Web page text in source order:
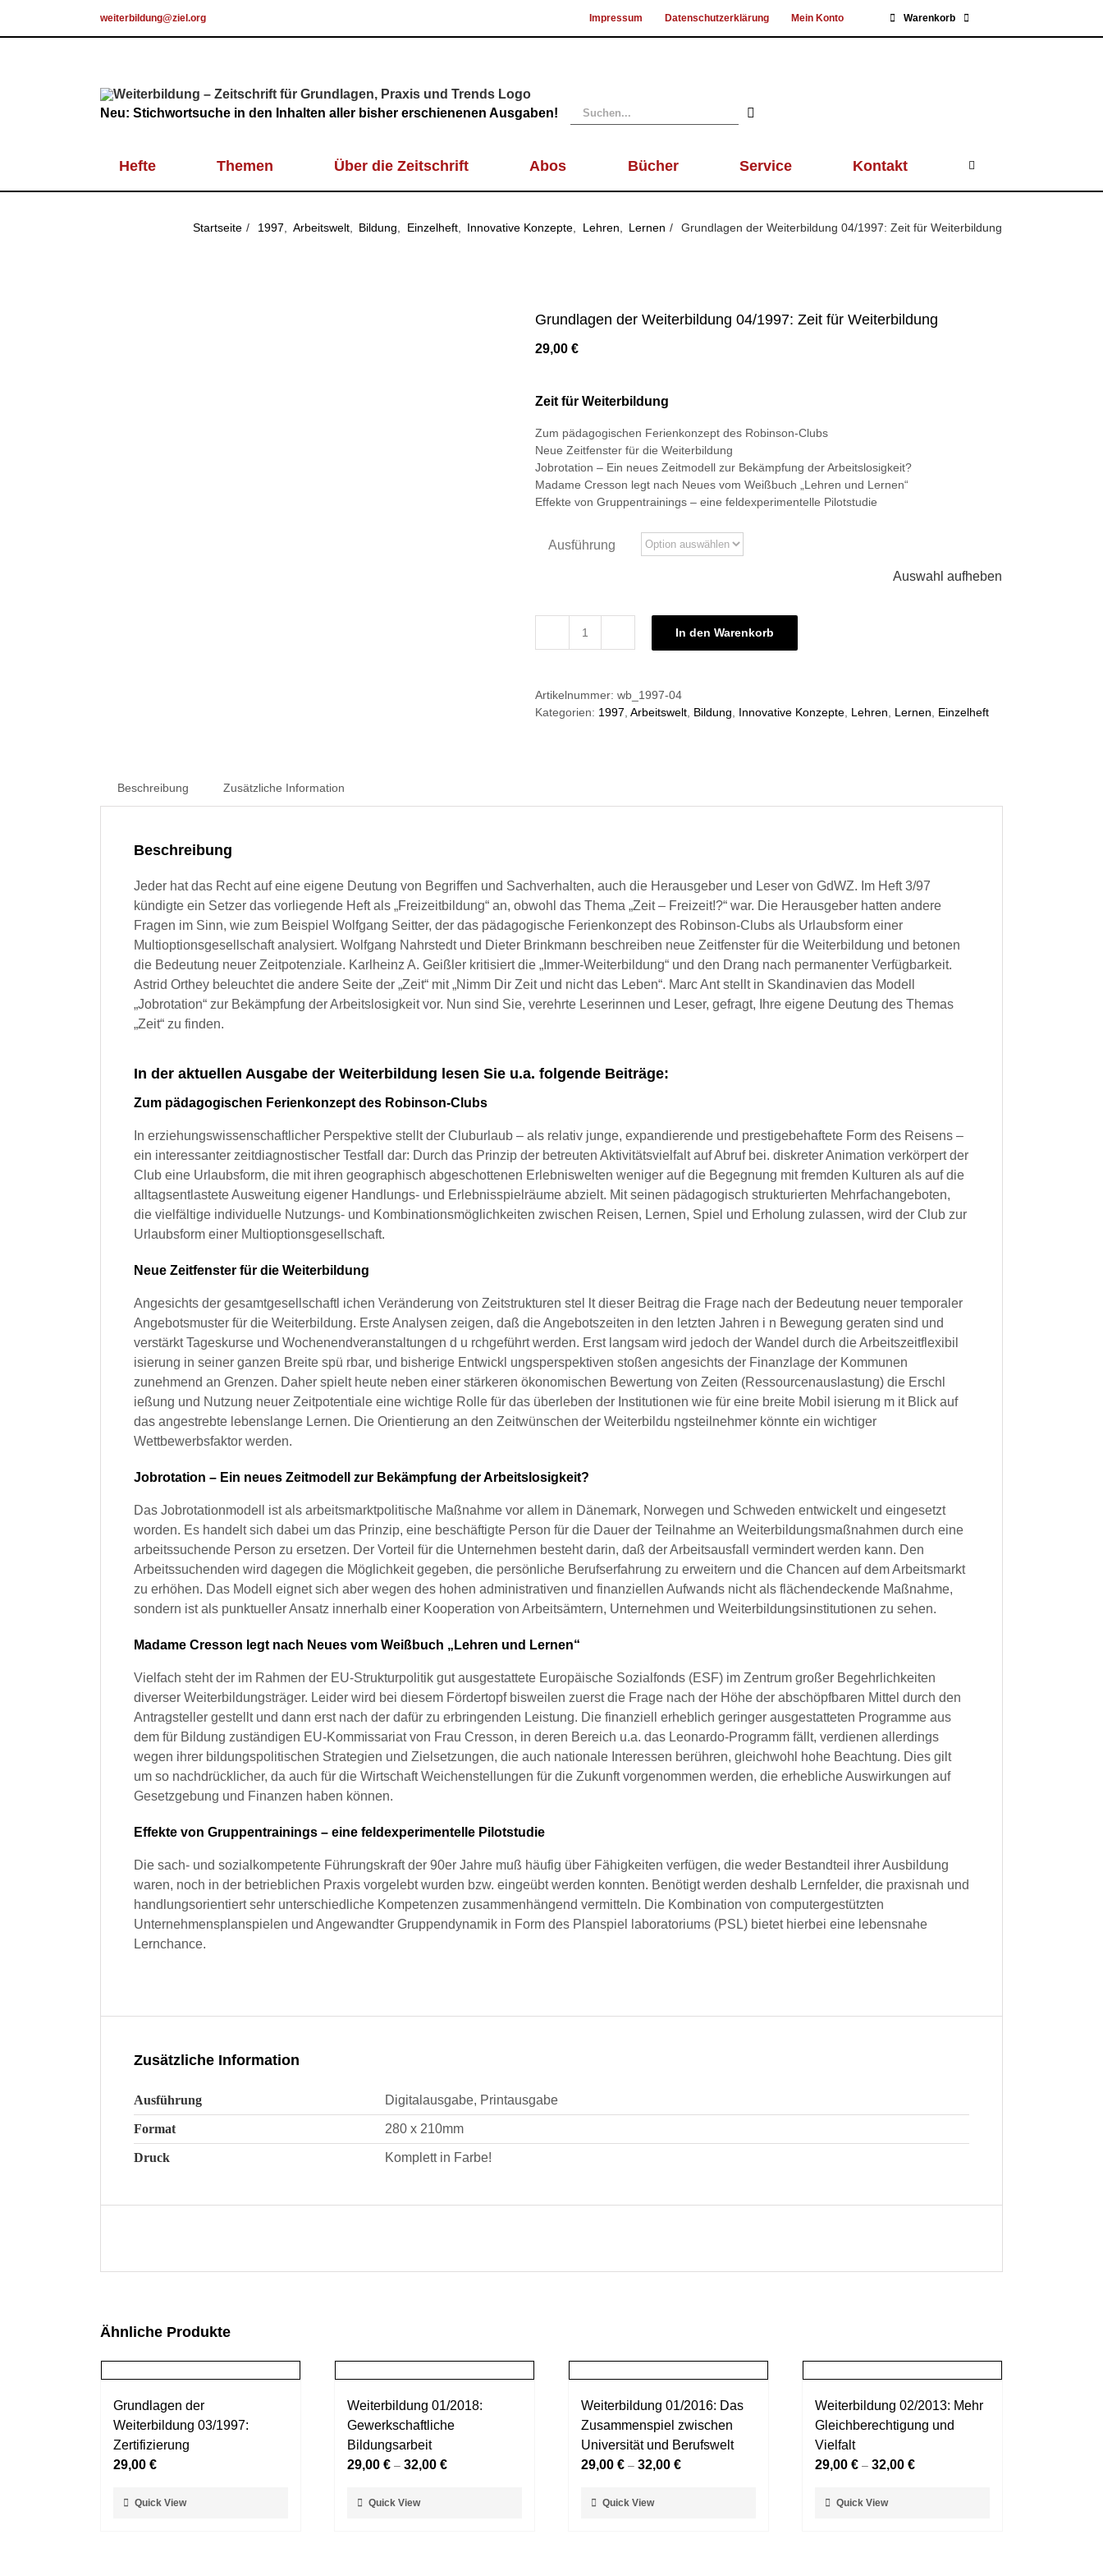
weiterbildung@ziel.org Impressum Datenschutzerklärung Mein Konto Warenkorb
Neu: Stichwortsuche in den Inhalten aller bisher erschienenen Ausgaben!
Suche
nach:
Hefte Themen Über die Zeitschrift Abos Bücher Service Kontakt
Startseite 1997 Arbeitswelt Bildung Einzelheft Innovative Konzepte Lehren Lernen Grundlagen der Weiterbildung 04/1997: Zeit für Weiterbildung
Grundlagen der Weiterbildung 04/1997: Zeit für Weiterbildung
29,00 €
Zeit für Weiterbildung
Zum pädagogischen Ferienkonzept des Robinson-Clubs
Neue Zeitfenster für die Weiterbildung
Jobrotation – Ein neues Zeitmodell zur Bekämpfung der Arbeitslosigkeit?
Madame Cresson legt nach Neues vom Weißbuch „Lehren und Lernen“
Effekte von Gruppentrainings – eine feldexperimentelle Pilotstudie
Ausführung
Auswahl aufheben
Grundlagen
04/1997:
Zeit
In den Warenkorb
Artikelnummer: wb_1997-04
Kategorien: 1997 Arbeitswelt Bildung Innovative Konzepte Lehren Lernen Einzelheft
Beschreibung Zusätzliche Information
Beschreibung
Jeder hat das Recht auf eine eigene Deutung von Begriffen und Sachverhalten, auch die Herausgeber und Leser von GdWZ. Im Heft 3/97
kündigte ein Setzer das vorliegende Heft als „Freizeitbildung“ an, obwohl das Thema „Zeit – Freizeit!?“ war. Die Herausgeber hatten andere
Fragen im Sinn, wie zum Beispiel Wolfgang Seitter, der das pädagogische Ferienkonzept des Robinson-Clubs als Urlaubsform einer
Multioptionsgesellschaft analysiert. Wolfgang Nahrstedt und Dieter Brinkmann beschreiben neue Zeitfenster für die Weiterbildung und betonen
die Bedeutung neuer Zeitpotenziale. Karlheinz A. Geißler kritisiert die „Immer-Weiterbildung“ und den Drang nach permanenter Verfügbarkeit.
Astrid Orthey beleuchtet die andere Seite der „Zeit“ mit „Nimm Dir Zeit und nicht das Leben“. Marc Ant stellt in Skandinavien das Modell
„Jobrotation“ zur Bekämpfung der Arbeitslosigkeit vor. Nun sind Sie, verehrte Leserinnen und Leser, gefragt, Ihre eigene Deutung des Themas
„Zeit“ zu finden.
In der aktuellen Ausgabe der Weiterbildung lesen Sie u.a. folgende Beiträge:
Zum pädagogischen Ferienkonzept des Robinson-Clubs
In erziehungswissenschaftlicher Perspektive stellt der Cluburlaub – als relativ junge, expandierende und prestigebehaftete Form des Reisens –
ein interessanter zeitdiagnostischer Testfall dar: Durch das Prinzip der betreuten Aktivitätsvielfalt auf Abruf bei. diskreter Animation verkörpert der
Club eine Urlaubsform, die mit ihren geographisch abgeschottenen Erlebniswelten weniger auf die Begegnung mit fremden Kulturen als auf die
alltagsentlastete Ausweitung eigener Handlungs- und Erlebnisspielräume abzielt. Mit seinen pädagogisch strukturierten Mehrfachangeboten,
die vielfältige individuelle Nutzungs- und Kombinationsmöglichkeiten zwischen Reisen, Lernen, Spiel und Erholung zulassen, wird der Club zur
Urlaubsform einer Multioptionsgesellschaft.
Neue Zeitfenster für die Weiterbildung
Angesichts der gesamtgesellschaftl ichen Veränderung von Zeitstrukturen stel lt dieser Beitrag die Frage nach der Bedeutung neuer temporaler
Angebotsmuster für die Weiterbildung. Erste Analysen zeigen, daß die Angebotszeiten in den letzten Jahren i n Bewegung geraten sind und
verstärkt Tageskurse und Wochenendveranstaltungen d u rchgeführt werden. Erst langsam wird jedoch der Wandel durch die Arbeitszeitflexibil
isierung in seiner ganzen Breite spü rbar, und bisherige Entwickl ungsperspektiven stoßen angesichts der Finanzlage der Kommunen
zunehmend an Grenzen. Daher spielt heute neben einer stärkeren ökonomischen Bewertung von Zeiten (Ressourcenauslastung) die Erschl
ießung und Nutzung neuer Zeitpotentiale eine wichtige Rolle für das überleben der Institutionen wie für eine breite Mobil isierung m it Blick auf
das angestrebte lebenslange Lernen. Die Orientierung an den Zeitwünschen der Weiterbildu ngsteilnehmer könnte ein wichtiger
Wettbewerbsfaktor werden.
Jobrotation – Ein neues Zeitmodell zur Bekämpfung der Arbeitslosigkeit?
Das Jobrotationmodell ist als arbeitsmarktpolitische Maßnahme vor allem in Dänemark, Norwegen und Schweden entwickelt und eingesetzt
worden. Es handelt sich dabei um das Prinzip, eine beschäftigte Person für die Dauer der Teilnahme an Weiterbildungsmaßnahmen durch eine
arbeitssuchende Person zu ersetzen. Der Vorteil für die Unternehmen besteht darin, daß der Arbeitsausfall vermindert werden kann. Den
Arbeitssuchenden wird dagegen die Möglichkeit gegeben, die persönliche Berufserfahrung zu erweitern und die Chancen auf dem Arbeitsmarkt
zu erhöhen. Das Modell eignet sich aber wegen des hohen administrativen und finanziellen Aufwands nicht als flächendeckende Maßnahme,
sondern ist als punktueller Ansatz innerhalb einer Kooperation von Arbeitsämtern, Unternehmen und Weiterbildungsinstitutionen zu sehen.
Madame Cresson legt nach Neues vom Weißbuch „Lehren und Lernen“
Vielfach steht der im Rahmen der EU-Strukturpolitik gut ausgestattete Europäische Sozialfonds (ESF) im Zentrum großer Begehrlichkeiten
diverser Weiterbildungsträger. Leider wird bei diesem Fördertopf bisweilen zuerst die Frage nach der Höhe der abschöpfbaren Mittel durch den
Antragsteller gestellt und dann erst nach der dafür zu erbringenden Leistung. Die finanziell erheblich geringer ausgestatteten Programme aus
dem für Bildung zuständigen EU-Kommissariat von Frau Cresson, in deren Bereich u.a. das Leonardo-Programm fällt, verdienen allerdings
wegen ihrer bildungspolitischen Strategien und Zielsetzungen, die auch nationale Interessen berühren, gleichwohl hohe Beachtung. Dies gilt
um so nachdrücklicher, da auch für die Wirtschaft Weichenstellungen für die Zukunft vorgenommen werden, die erhebliche Auswirkungen auf
Gesetzgebung und Finanzen haben können.
Effekte von Gruppentrainings – eine feldexperimentelle Pilotstudie
Die sach- und sozialkompetente Führungskraft der 90er Jahre muß häufig über Fähigkeiten verfügen, die weder Bestandteil ihrer Ausbildung
waren, noch in der betrieblichen Praxis vorgelebt wurden bzw. eingeübt werden konnten. Benötigt werden deshalb Lernfelder, die praxisnah und
handlungsorientiert sehr unterschiedliche Kompetenzen zusammenhängend vermitteln. Die Kombination von computergestützten
Unternehmensplanspielen und Angewandter Gruppendynamik in Form des Planspiel laboratoriums (PSL) bietet hierbei eine lebensnahe
Lernchance.
Zusätzliche Information
Ausführung Digitalausgabe, Printausgabe
Format 280 x 210mm
Druck Komplett in Farbe!
Ähnliche Produkte
Grundlagen der
Weiterbildung 03/1997:
Zertifizierung
29,00 €
Produkt
Quick View
Weiterbildung 01/2018:
Gewerkschaftliche
Bildungsarbeit
29,00 € – 32,00 €
Produkt
Quick View
Weiterbildung 01/2016: Das
Zusammenspiel zwischen
Universität und Berufswelt
29,00 € – 32,00 €
Produkt
Quick View
Weiterbildung 02/2013: Mehr
Gleichberechtigung und
Vielfalt
29,00 € – 32,00 €
Produkt
Quick View